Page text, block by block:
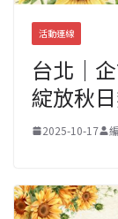
活動連線
台北｜
綻放秋
2025-10-17